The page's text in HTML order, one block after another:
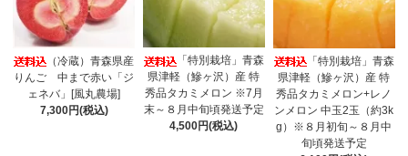
（冷蔵）青森県産
りんご 中まで赤い「ジ
ェネバ」[風丸農場]
7,300円(税込)
「特別栽培」青森
県津軽（鰺ヶ沢）産 特
秀品タカミメロン ※7月
末～８月中旬頃発送予定
4,500円(税込)
「特別栽培」青森
県津軽（鰺ヶ沢）産 特
秀品タカミメロン+レノ
ンメロン 中玉2玉（約3k
g）※８月初旬～８月中
旬頃発送予定